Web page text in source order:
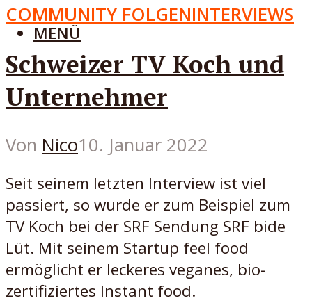
MENÜ
COMMUNITY FOLGENINTERVIEWS
Schweizer TV Koch und
Unternehmer
Von Nico10. Januar 2022
Seit seinem letzten Interview ist viel
passiert, so wurde er zum Beispiel zum
TV Koch bei der SRF Sendung SRF bide
Lüt. Mit seinem Startup feel food
ermöglicht er leckeres veganes, bio-
zertifiziertes Instant food.